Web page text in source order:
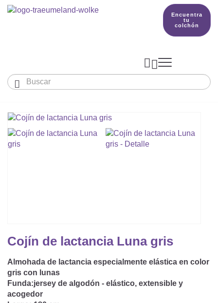
Encuentra
tu
colchón
 
COLCHONES Y ACCESORIOS
Protectores De Colchón
Somier
Saco De Dormir De Verano
Saco Manta
Saco Envolvente
Manta De Juego Para Bebés
Cojines Decorativos
COJÍN DE LACTANCIA Y MANTITA DE
CAMBIADORES
TEXTILES
El país de nuestros sueños
PRODUCCIÓN



Cojín de lactancia Luna gris
Almohada de lactancia especialmente elástica en color
gris con lunas
Funda:jersey de algodón - elástico, extensible y
acogedor